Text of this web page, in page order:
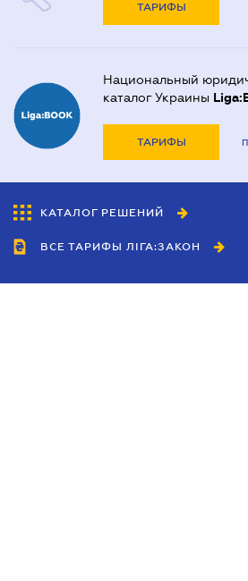
ТАРИФЫ
Национальный
каталог Украины
ТАРИФЫ
КАТАЛОГ РЕШЕНИЙ
ВСЕ ТАРИФЫ ЛІГА:ЗАКОН